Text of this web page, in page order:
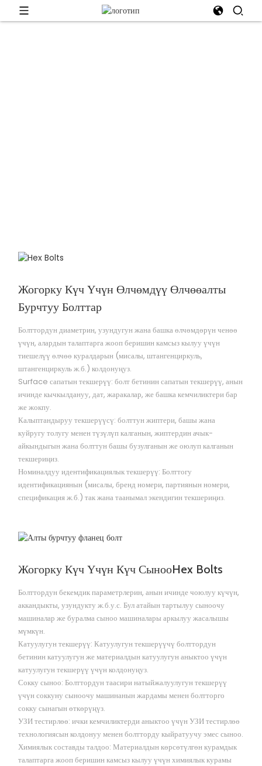
Жогорку Күч Үчүн Өлчөмдүү ӨлчөөАлты
Бурчтуу Болттар
Болттордун диаметрин, узундугун жана башка өлчөмдөрүн ченөө
үчүн, алардын талаптарга жооп беришин камсыз кылуу үчүн
тиешелүү өлчөө куралдарын (мисалы, штангенциркуль,
штангенциркуль ж.б.) колдонуңуз.
Surface сапатын текшерүү: болт бетинин сапатын текшерүү, анын
ичинде кычкылдануу, дат, жаракалар, же башка кемчиликтери бар
же жокпу.
Калыптандыруу текшерүүсү: болттун жиптери, башы жана
куйругу толугу менен түзүлүп калганын, жиптердин ачык-
айкындыгын жана болттун башы бузулганын же оюлуп калганын
текшериңиз.
Номиналдуу идентификациялык текшерүү: Болттогу
идентификациянын (мисалы, бренд номери, партиянын номери,
спецификация ж.б.) так жана таанымал экендигин текшериңиз.
Жогорку Күч Үчүн Күч СынооHex Bolts
Болттордун бекемдик параметрлерин, анын ичинде чоюлуу күчүн,
аккандыкты, узундукту ж.б.у.с. Бул атайын тартылуу сыноочу
машиналар же буралма сыноо машиналары аркылуу жасалышы
мүмкүн.
Катуулугун текшерүү: Катуулугун текшерүүчү болттордун
бетинин катуулугун же материалдын катуулугун аныктоо үчүн
катуулугун текшерүү үчүн колдонуңуз.
Сокку сыноо: Болттордун таасири натыйжалуулугун текшерүү
үчүн соккуну сыноочу машинанын жардамы менен болтторго
сокку сынагын өткөрүңүз.
УЗИ тестирлөө: ички кемчиликтерди аныктоо үчүн УЗИ тестирлөө
технологиясын колдонуу менен болтторду кыйратуучу эмес сыноо.
Химиялык составды талдоо: Материалдын көрсөтүлгөн курамдык
талаптарга жооп беришин камсыз кылуу үчүн химиялык курамы